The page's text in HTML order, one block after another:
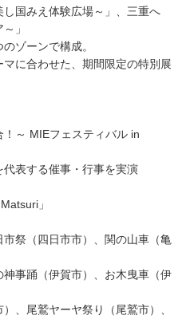
広場～」、三重へ
」
構成。
に合わせた、期間限定の特別展
～ MIEフェスティバル in
する催事・行事を実演
」
（四日市市）、関の山車（亀
踊（伊賀市）、お木曳車（伊
鷲ヤーヤ祭り（尾鷲市）、